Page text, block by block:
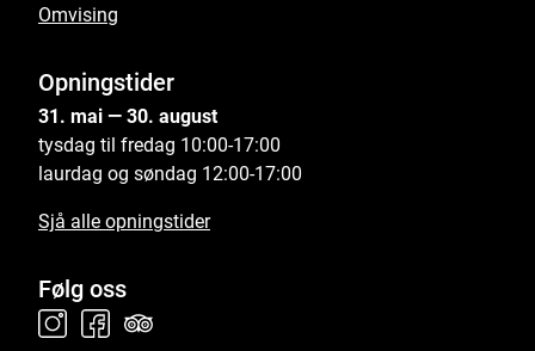
Omvising
Opningstider
31. mai — 30. august
tysdag til fredag 10:00-17:00
laurdag og søndag 12:00-17:00
Sjå alle opningstider
Følg oss